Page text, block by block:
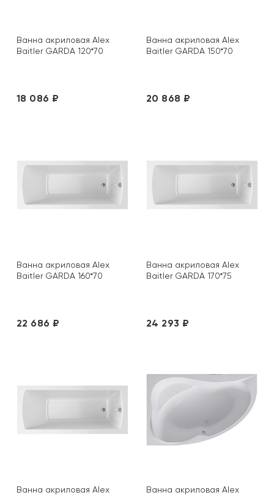
Ванна акриловая Alex
Baitler GARDA 120*70
18 086 ₽
Ванна акриловая Alex
Baitler GARDA 150*70
20 868 ₽
Ванна акриловая Alex
Baitler GARDA 160*70
22 686 ₽
Ванна акриловая Alex
Baitler GARDA 170*75
24 293 ₽
Ванна акриловая Alex
Ванна акриловая Alex